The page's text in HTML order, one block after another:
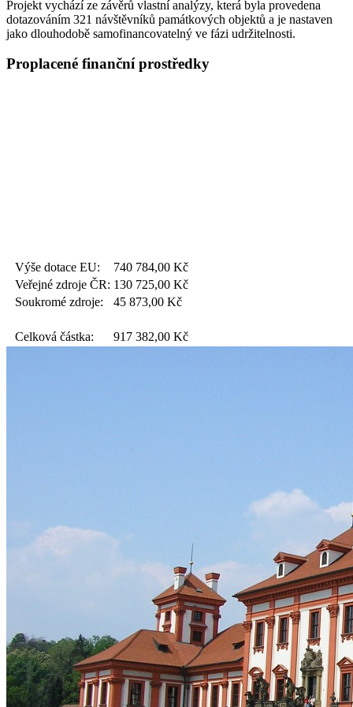
Projekt vychází ze závěrů vlastní analýzy, která byla provedena
dotazováním 321 návštěvníků památkových objektů a je nastaven
jako dlouhodobě samofinancovatelný ve fázi udržitelnosti.
Proplacené finanční prostředky
Výše dotace EU: 740 784,00 Kč
Veřejné zdroje ČR: 130 725,00 Kč
Soukromé zdroje:
45 873,00 Kč
Celková částka: 917 382,00 Kč